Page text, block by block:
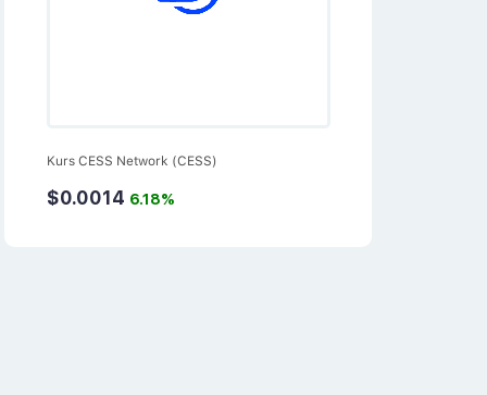
Kurs CESS Network (CESS)
$0.0014 6.18%